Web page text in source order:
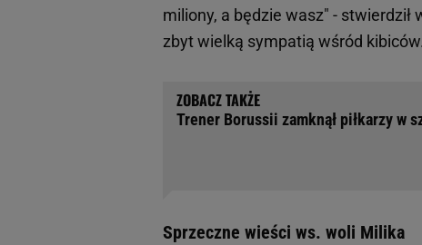
miliony, a będzie wasz" -
zbyt wielką sympatią wśród kibiców.
Trener Borussii zamknął piłkarzy w
Sprzeczne wieści ws. woli Milika